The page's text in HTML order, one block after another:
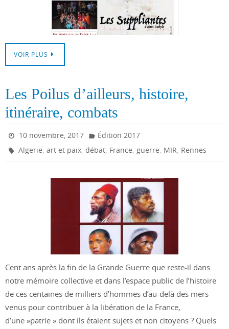
VOIR PLUS
Les Poilus d’ailleurs, histoire,
itinéraire, combats
10 novembre, 2017
Édition 2017
Algerie,art et paix,débat, France, guerre, MIR, Rennes
Cent ans après la fin de la Grande Guerre que reste-il dans
notre mémoire collective et dans l’espace public de l’histoire
de ces centaines de milliers d’hommes d’au-delà des mers
venus pour contribuer à la libération de la France,
d’une »patrie » dont ils étaient sujets et non citoyens ? Quels